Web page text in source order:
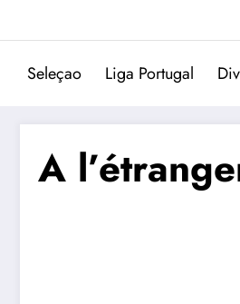
Seleçao Liga Portugal
A